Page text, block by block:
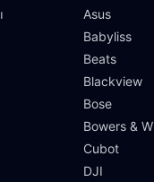
Asus
Babyliss
Beats
Blackview
Bose
Bowers &
Cubot
DJI